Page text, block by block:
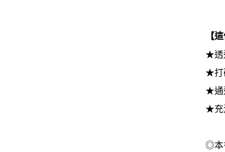
【
★透
★打
★通
★充
◎本